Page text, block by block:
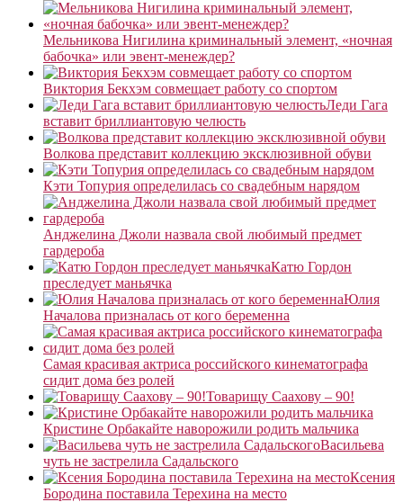
Мельникова Нигилина криминальный элемент, «ночная
бабочка» или эвент-менеждер?
Виктория Бекхэм совмещает работу со спортом
Леди Гага
вставит бриллиантовую челюсть
Волкова представит коллекцию эксклюзивной обуви
Кэти Топурия определилась со свадебным нарядом
Анджелина Джоли назвала свой любимый предмет
гардероба
Катю Гордон
преследует маньячка
Юлия
Началова призналась от кого беременна
Самая красивая актриса российского кинематографа
сидит дома без ролей
Товарищу Саахову – 90!
Кристине Орбакайте наворожили родить мальчика
Васильева
чуть не застрелила Садальского
Ксения
Бородина поставила Терехина на место